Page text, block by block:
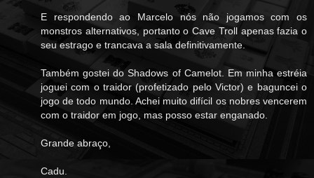
E respondendo ao Marcelo nós não jogamos com os
monstros alternativos, portanto o Cave Troll apenas fazia o
seu estrago e trancava a sala definitivamente.
Também gostei do Shadows of Camelot. Em minha estréia
joguei com o traidor (profetizado pelo Victor) e baguncei o
jogo de todo mundo. Achei muito difícil os nobres vencerem
com o traidor em jogo, mas posso estar enganado.
Grande abraço,
Cadu.